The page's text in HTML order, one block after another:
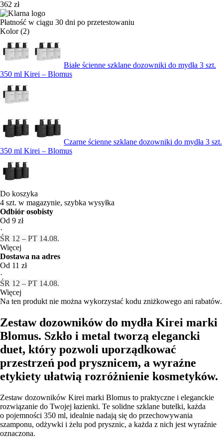
362 zł
Płatność w ciągu 30 dni po przetestowaniu
Kolor (2)
Białe ścienne szklane dozowniki do mydła 3 szt.
350 ml Kirei – Blomus
Czarne ścienne szklane dozowniki do mydła 3 szt.
350 ml Kirei – Blomus
Do koszyka
4 szt. w magazynie, szybka wysyłka
Odbiór osobisty
Od 9 zł
·
ŚR 12 – PT 14.08.
Więcej
Dostawa na adres
Od 11 zł
·
ŚR 12 – PT 14.08.
Więcej
Na ten produkt nie można wykorzystać kodu zniżkowego ani rabatów.
Zestaw dozowników do mydła Kirei marki
Blomus. Szkło i metal tworzą elegancki
duet, który pozwoli uporządkować
przestrzeń pod prysznicem, a wyraźne
etykiety ułatwią rozróżnienie kosmetyków.
Zestaw dozowników Kirei marki Blomus to praktyczne i eleganckie
rozwiązanie do Twojej łazienki. Te solidne szklane butelki, każda
o pojemności 350 ml, idealnie nadają się do przechowywania
szamponu, odżywki i żelu pod prysznic, a każda z nich jest wyraźnie
oznaczona.